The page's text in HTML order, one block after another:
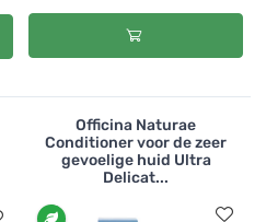
Officina Naturae
Conditioner voor de zeer
gevoelige huid Ultra
Delicat...